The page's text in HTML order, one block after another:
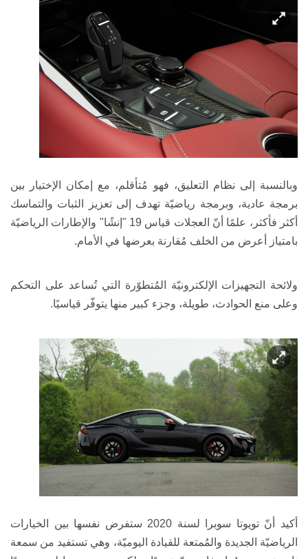
وبالنسبة إلى نظام التعليق، فهو مُتأقلم، مع إمكان الإختيار بين
برمجة عادية، وبرمجة رياضيّة تهدف إلى تعزيز الثبات والتماسك
أكثر فأكثر، علمًا أنّ العجلات قياس 19 "إنشًا" والإطارات الرياضيّة
بامتياز أعرض من الخلف مُقارنة بعرضها في الأمام.
ولائحة التجهيزات الإلكترونيّة المُتطوّرة التي تُساعد على التحكم
وعلى منع الحوادث، طويلة، وجزء كبير منها يتوفّر قياسيًا.
أكيد أنّتويوتا سوبرا
لسنة 2020 ستفرض نفسها بين الخيارات
الرياضيّة الجديدة والمُمتعة للقيادة اليوميّة، وهي تستفيد من سمعة